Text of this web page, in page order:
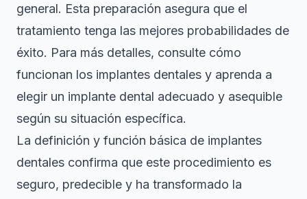
general. Esta preparación asegura que el
tratamiento tenga las mejores probabilidades de
éxito. Para más detalles, consulte cómo
funcionan los implantes dentales y aprenda a
elegir un implante dental adecuado y asequible
según su situación específica.
La definición y función básica de implantes
dentales confirma que este procedimiento es
seguro, predecible y ha transformado la